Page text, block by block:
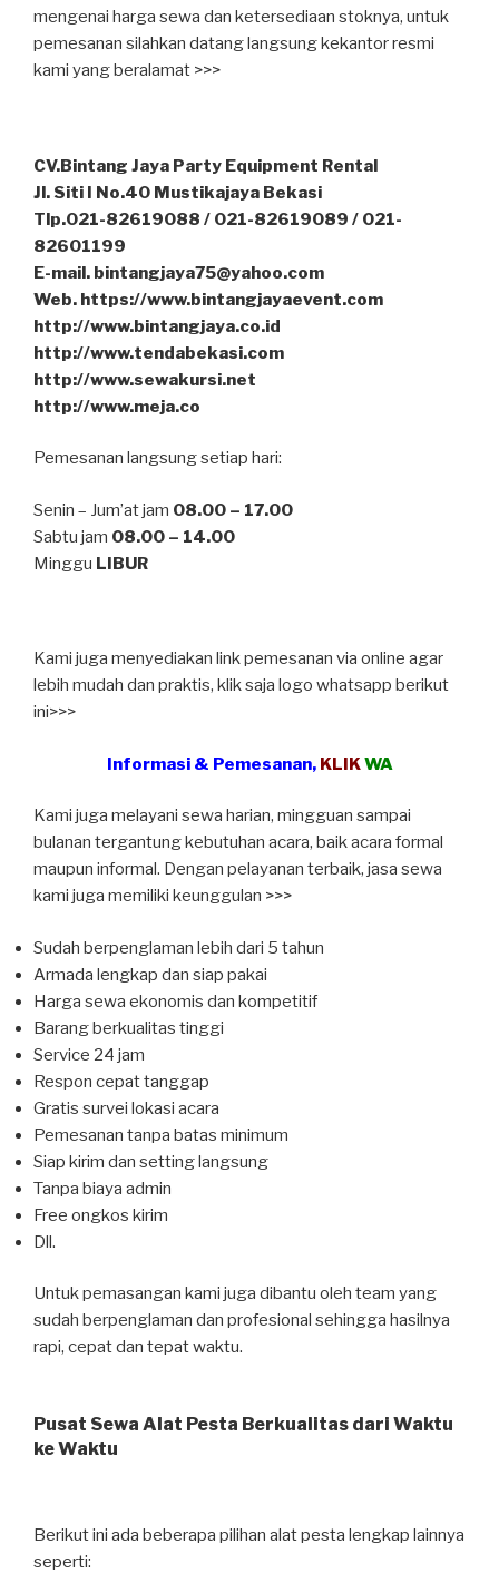
mengenai harga sewa dan ketersediaan stoknya, untuk
pemesanan silahkan datang langsung kekantor resmi
kami yang beralamat >>>
CV.Bintang Jaya Party Equipment Rental
Jl. Siti I No.40 Mustikajaya Bekasi
Tlp.021-82619088 / 021-82619089 / 021-
82601199
E-mail. bintangjaya75@yahoo.com
Web. https://www.bintangjayaevent.com
http://www.bintangjaya.co.id
http://www.tendabekasi.com
http://www.sewakursi.net
http://www.meja.co
Pemesanan langsung setiap hari:
Senin – Jum’at jam 08.00 – 17.00
Sabtu jam 08.00 – 14.00
Minggu LIBUR
Kami juga menyediakan link pemesanan via online agar
lebih mudah dan praktis, klik saja logo whatsapp berikut
ini>>>
Informasi & Pemesanan, KLIKWA
Kami juga melayani sewa harian, mingguan sampai
bulanan tergantung kebutuhan acara, baik acara formal
maupun informal. Dengan pelayanan terbaik, jasa sewa
kami juga memiliki keunggulan >>>
Sudah berpenglaman lebih dari 5 tahun
Armada lengkap dan siap pakai
Harga sewa ekonomis dan kompetitif
Barang berkualitas tinggi
Service 24 jam
Respon cepat tanggap
Gratis survei lokasi acara
Pemesanan tanpa batas minimum
Siap kirim dan setting langsung
Tanpa biaya admin
Free ongkos kirim
Dll.
Untuk pemasangan kami juga dibantu oleh team yang
sudah berpenglaman dan profesional sehingga hasilnya
rapi, cepat dan tepat waktu.
Pusat Sewa Alat Pesta Berkualitas dari Waktu
ke Waktu
Berikut ini ada beberapa pilihan alat pesta lengkap lainnya
seperti: